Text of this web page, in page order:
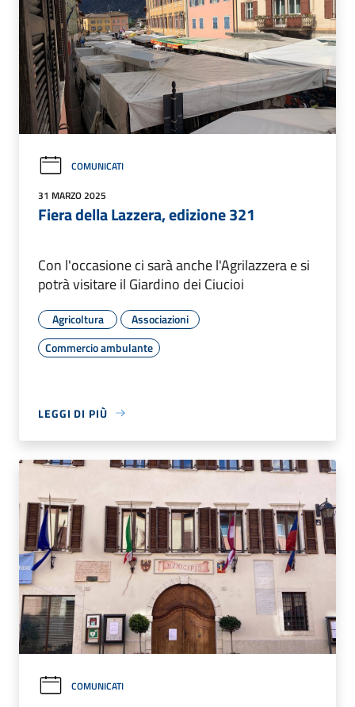
COMUNICATI
31 MARZO 2025
Fiera della Lazzera, edizione 321
Con l'occasione ci sarà anche l'Agrilazzera e si
potrà visitare il Giardino dei Ciucioi
Agricoltura
Associazioni
Commercio ambulante
LEGGI DI PIÙ
COMUNICATI